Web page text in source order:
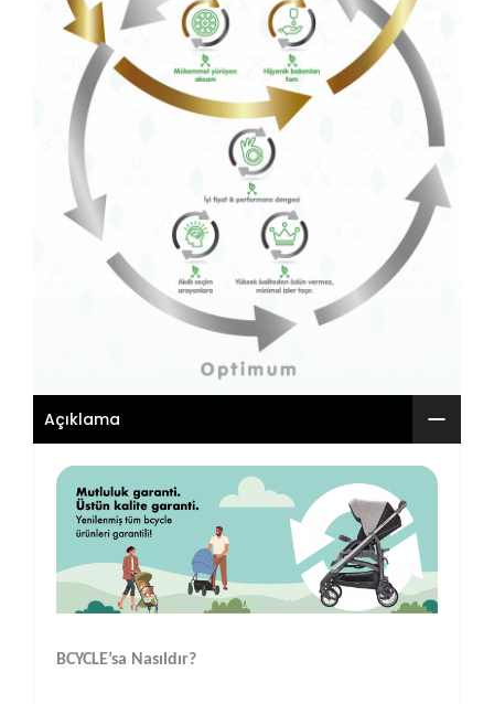
Açıklama
BCYCLE’sa Nasıldır?